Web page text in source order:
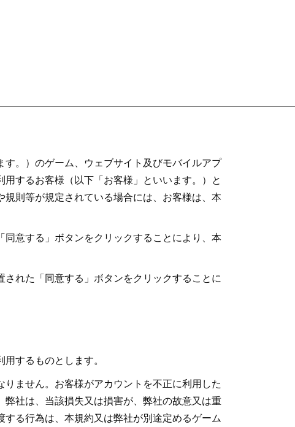
。）のゲーム、ウェブサイト及びモバイルアプ
するお客様（以下「お客様」といいます。）と
則等が規定されている場合には、お客様は、本
意する」ボタンをクリックすることにより、本
れた「同意する」ボタンをクリックすることに
するものとします。
ません。お客様がアカウントを不正に利用した
社は、当該損失又は損害が、弊社の故意又は重
る行為は、本規約又は弊社が別途定めるゲーム